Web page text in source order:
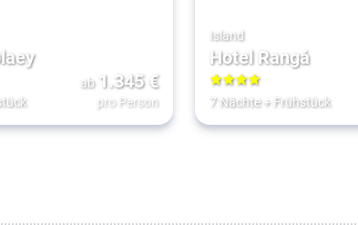
ab 1.345€
pro Person
Island
Hotel Rangá
4
7 Nächte+ Frühstück